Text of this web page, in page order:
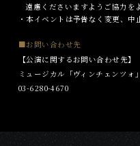
遠慮くださいますようご協力を
・本イベントは予告なく変更、中
■お問い合わせ先
【公演に関するお問い合わせ先】
ミュージカル「ヴィンチェンツォ
03-6280-4670